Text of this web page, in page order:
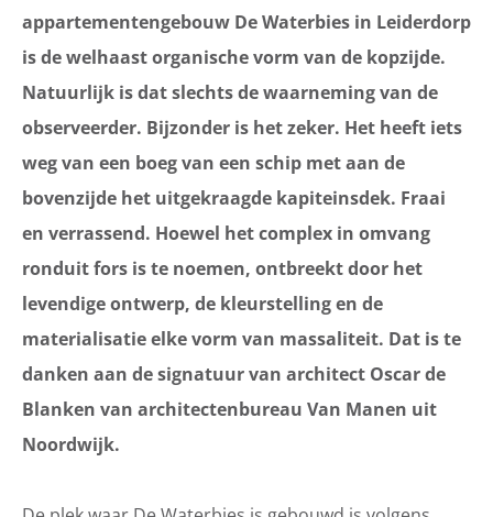
appartementengebouw De Waterbies in Leiderdorp
is de welhaast organische vorm van de kopzijde.
Natuurlijk is dat slechts de waarneming van de
observeerder. Bijzonder is het zeker. Het heeft iets
weg van een boeg van een schip met aan de
bovenzijde het uitgekraagde kapiteinsdek. Fraai
en verrassend. Hoewel het complex in omvang
ronduit fors is te noemen, ontbreekt door het
levendige ontwerp, de kleurstelling en de
materialisatie elke vorm van massaliteit. Dat is te
danken aan de signatuur van architect Oscar de
Blanken van architectenbureau Van Manen uit
Noordwijk.